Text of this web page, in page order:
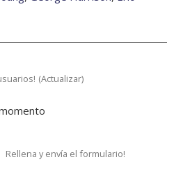
(Actualizar)
Rellena y envía el formulario!